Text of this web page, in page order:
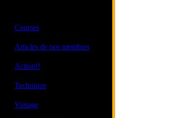
Courses
Articles de nos membres
Action!!
Technique
Vintage